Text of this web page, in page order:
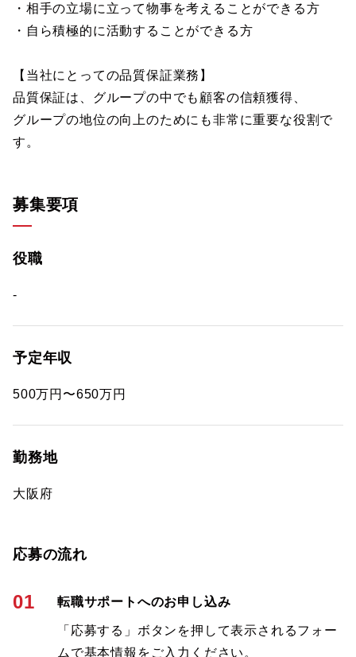
・相手の立場に立って物事を考えることができる方
・自ら積極的に活動することができる方
【当社にとっての品質保証業務】
品質保証は、グループの中でも顧客の信頼獲得、
グループの地位の向上のためにも非常に重要な役割で
す。
募集要項
役職
-
予定年収
500万円〜650万円
勤務地
大阪府
応募の流れ
01 転職サポートへのお申し込み
「応募する」ボタンを押して表示されるフォー
ムで基本情報をご入力ください。